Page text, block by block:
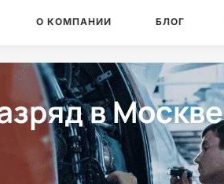
О КОМПАНИИ БЛОГ
в Москве